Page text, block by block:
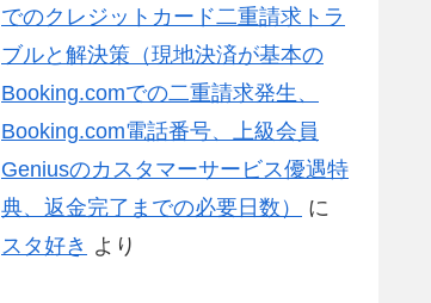
でのクレジットカード二重請求トラ
ブルと解決策（現地決済が基本の
Booking.comでの二重請求発生、
Booking.com電話番号、上級会員
Geniusのカスタマーサービス優遇特
典、返金完了までの必要日数）
に
スタ好き より